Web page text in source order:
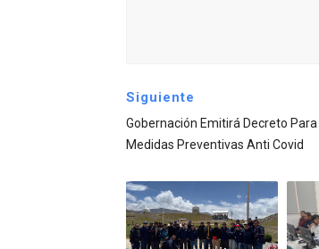
Siguiente
Gobernación Emitirá Decreto
Medidas Preventivas Anti Covid